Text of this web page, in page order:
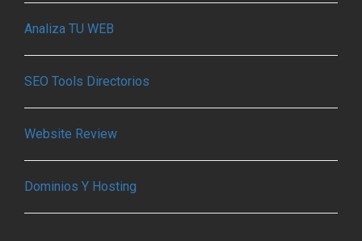
Analiza TU WEB
SEO Tools Directorios
Website Review
Dominios Y Hosting